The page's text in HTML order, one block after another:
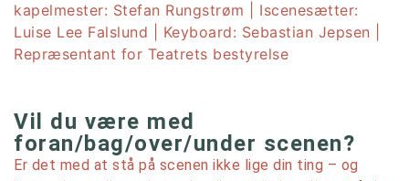
kapelmester: Stefan Rungstrøm | Iscenesætter:
Luise Lee Falslund | Keyboard: Sebastian Jepsen |
Repræsentant for Teatrets bestyrelse
Vil du være med
foran/bag/over/under scenen?
Er det med at stå på scenen ikke lige din ting – og